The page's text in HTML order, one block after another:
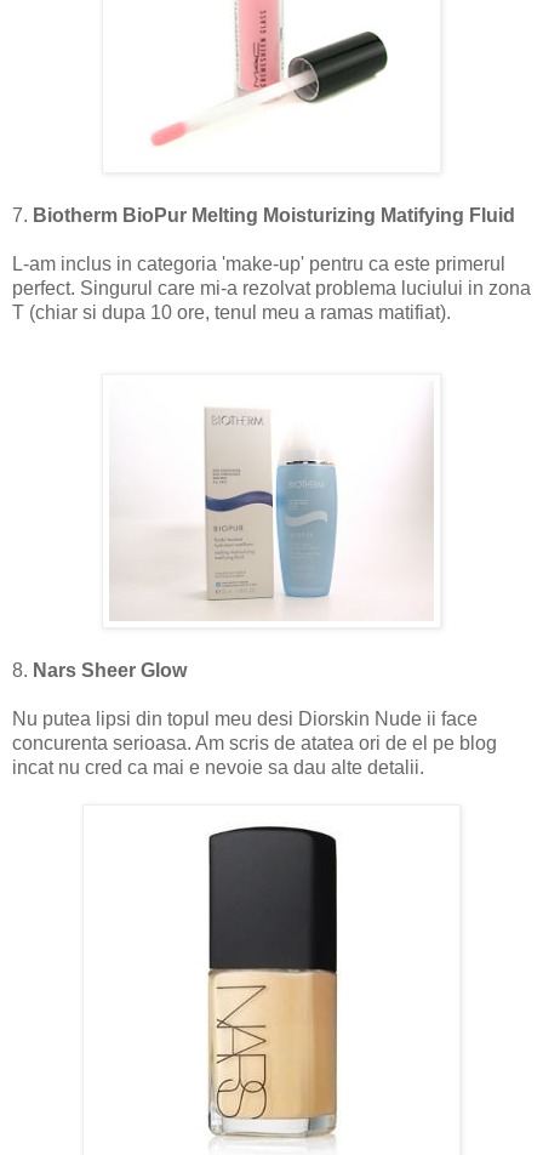
7. Biotherm BioPur Melting Moisturizing Matifying Fluid
L-am inclus in categoria 'make-up' pentru ca este primerul
perfect. Singurul care mi-a rezolvat problema luciului in zona
T (chiar si dupa 10 ore, tenul meu a ramas matifiat).
8. Nars Sheer Glow
Nu putea lipsi din topul meu desi Diorskin Nude ii face
concurenta serioasa. Am scris de atatea ori de el pe blog
incat nu cred ca mai e nevoie sa dau alte detalii.